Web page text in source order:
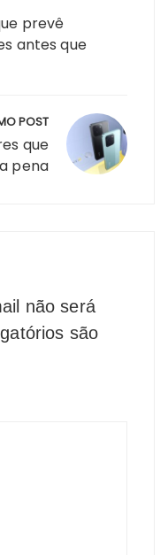
prevê
antes que
POST
que
pena
não será
são